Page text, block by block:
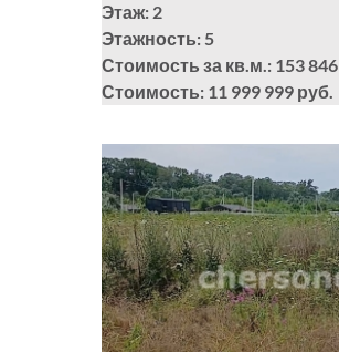
Этаж: 2
Этажность: 5
Стоимость за кв.м.: 153
Стоимость: 11 999 999 руб.